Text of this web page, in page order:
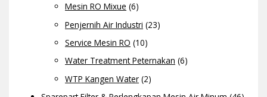
Mesin RO Mixue (6)
Penjernih Air Industri (23)
Service Mesin RO (10)
Water Treatment Peternakan (6)
WTP Kangen Water (2)